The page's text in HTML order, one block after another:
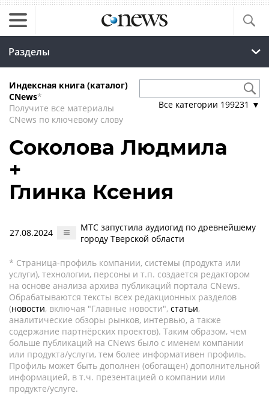
Разделы
Индексная книга (каталог)
CNews*
Получите все материалы
CNews по ключевому слову
Все категории 199231 ▼
Соколова Людмила
+
Глинка Ксения
27.08.2024
МТС запустила аудиогид по древнейшему
городу Тверской области
* Страница-профиль компании, системы (продукта или
услуги), технологии, персоны и т.п. создается редактором
на основе анализа архива публикаций портала CNews.
Обрабатываются тексты всех редакционных разделов
(новости, включая "Главные новости", статьи,
аналитические обзоры рынков, интервью, а также
содержание партнёрских проектов). Таким образом, чем
больше публикаций на CNews было с именем компании
или продукта/услуги, тем более информативен профиль.
Профиль может быть дополнен (обогащен) дополнительной
информацией, в т.ч. презентацией о компании или
продукте/услуге.